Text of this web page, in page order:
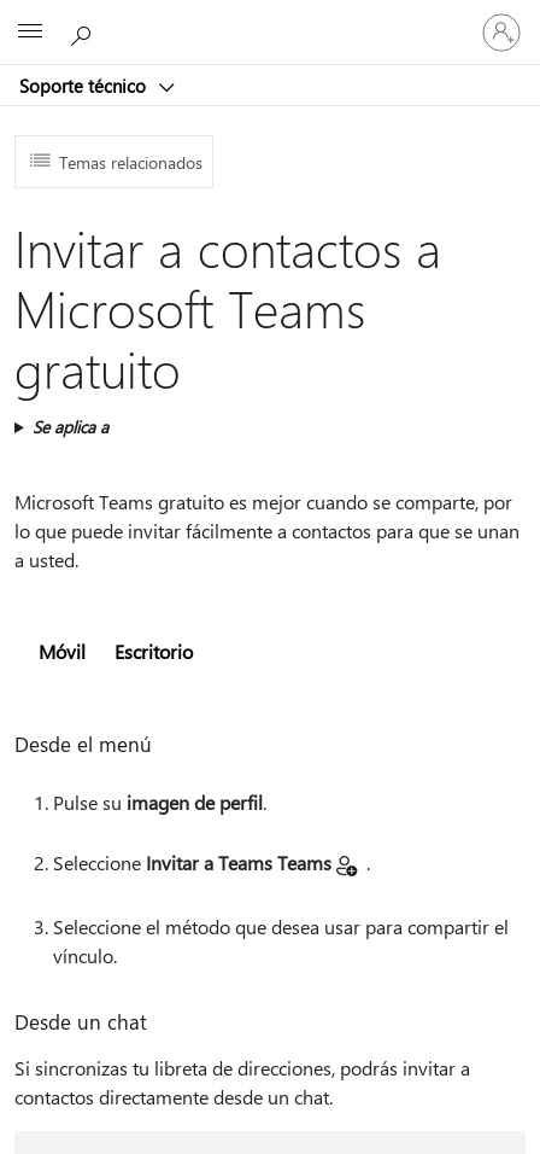
Soporte técnico
Iniciar
sesión
en
cuenta
Temas relacionados
Invitar a contactos a
Microsoft Teams
gratuito
Se aplica a
Microsoft Teams gratuito es mejor cuando se comparte, por
lo que puede invitar fácilmente a contactos para que se unan
a usted.
Móvil Escritorio
Desde el menú
Pulse su imagen de perfil.
Seleccione Invitar a Teams Teams .
Seleccione el método que desea usar para compartir el
vínculo.
Desde un chat
Si sincronizas tu libreta de direcciones, podrás invitar a
contactos directamente desde un chat.